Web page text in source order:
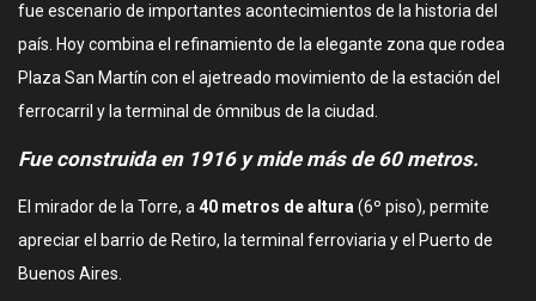
fue escenario de importantes acontecimientos de la historia del
país. Hoy combina el refinamiento de la elegante zona que rodea
Plaza San Martín con el ajetreado movimiento de la estación del
ferrocarril y la terminal de ómnibus de la ciudad.
Fue construida en 1916 y mide más de 60 metros.
El mirador de la Torre, a 40 metros de altura (6º piso), permite
apreciar el barrio de Retiro, la terminal ferroviaria y el Puerto de
Buenos Aires.